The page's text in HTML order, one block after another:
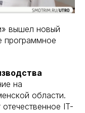
вышел новый
программное
на
области.
IT-